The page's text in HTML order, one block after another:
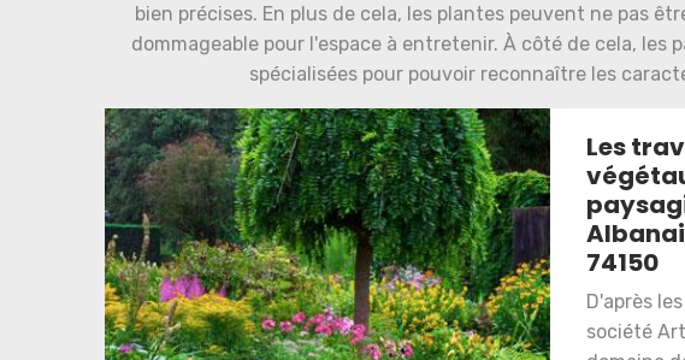
bien précises. En plus de cela, les plantes peuvent ne pas
dommageable pour l'espace à entretenir. À côté de cela,
spécialisées pour pouvoir reconnaître les
Les
74150
D'après
société